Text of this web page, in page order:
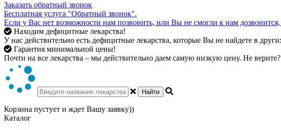
Заказать обратный звонок
Бесплатная услуга "Обратный звонок".
Если у Вас нет возможности нам позвонить, или Вы не смогли к нам
Находим дефицитные лекарства!
У нас действительно есть дефицитные лекарства, которые Вы не найдете в
Гарантия минимальной цены!
Почти на все лекарства – мы действительно даем самую низкую цену. Не
Найти
Корзина пустует и ждет Вашу заявку))
Каталог